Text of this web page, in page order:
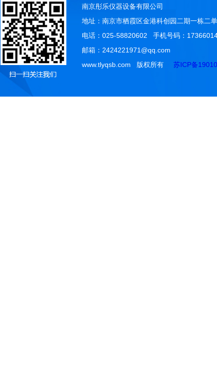
南京彤乐仪器设备有限公司
地址：南京市栖霞区金港科创园二期一栋二
电话：025-58820602 手机号码：
邮箱：2424221971@qq.com
www.tlyqsb.com 版权所有
苏ICP备